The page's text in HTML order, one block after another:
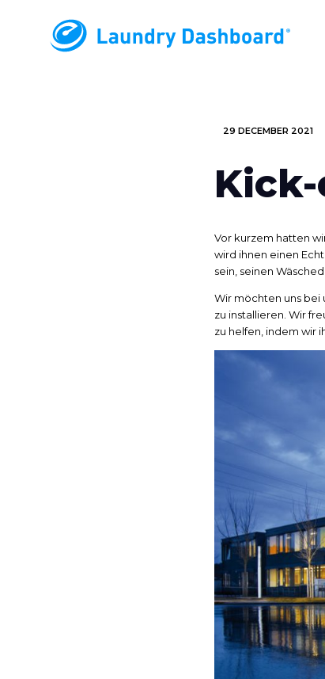
29 DECEMBER 2021
Vor kurzem hatten
wird ihnen einen
sein, seinen
Wir möchten uns bei
zu installieren. Wir
zu helfen, indem wir